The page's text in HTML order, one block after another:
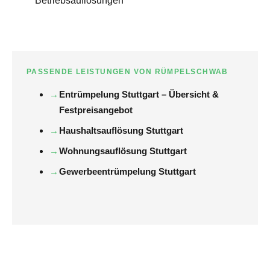
PASSENDE LEISTUNGEN VON RÜMPELSCHWAB
Entrümpelung Stuttgart – Übersicht &
Festpreisangebot
Haushaltsauflösung Stuttgart
Wohnungsauflösung Stuttgart
Gewerbeentrümpelung Stuttgart